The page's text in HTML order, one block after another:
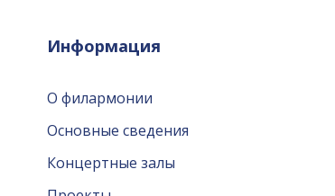
Информация
О филармонии
Основные сведения
Концертные залы